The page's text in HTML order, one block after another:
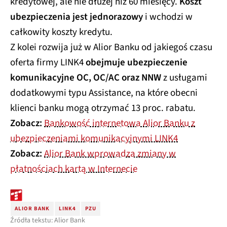
ubezpieczenia jest jednorazowyi wchodzi w
całkowity koszty kredytu.
Z kolei rozwija już w Alior Banku od jakiegoś czasu
oferta firmy LINK4obejmuje ubezpieczenie
komunikacyjne OC, OC/AC oraz NNWz usługami
dodatkowymi typu Assistance, na które obecni
klienci banku mogą otrzymać 13 proc. rabatu.
Zobacz:Bankowość internetowa Alior Banku z
ubezpieczeniami komunikacyjnymi LINK4
Zobacz:Alior Bank wprowadza zmiany w
płatnościach kartą w Internecie
ALIOR BANK LINK4 PZU
Źródła tekstu: Alior Bank